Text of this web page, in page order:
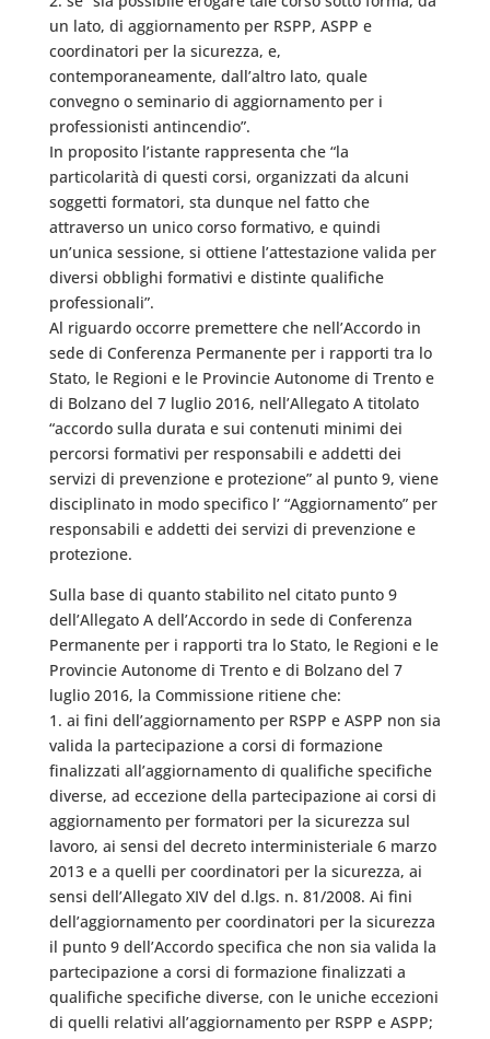
un lato, di aggiornamento per RSPP, ASPP e
coordinatori per la sicurezza, e,
contemporaneamente, dall’altro lato, quale
convegno o seminario di aggiornamento per i
professionisti antincendio”.
In proposito l’istante rappresenta che “la
particolarità di questi corsi, organizzati da alcuni
soggetti formatori, sta dunque nel fatto che
attraverso un unico corso formativo, e quindi
un’unica sessione, si ottiene l’attestazione valida per
diversi obblighi formativi e distinte qualifiche
professionali”.
Al riguardo occorre premettere che nell’Accordo in
sede di Conferenza Permanente per i rapporti tra lo
Stato, le Regioni e le Provincie Autonome di Trento e
di Bolzano del 7 luglio 2016, nell’Allegato A titolato
“accordo sulla durata e sui contenuti minimi dei
percorsi formativi per responsabili e addetti dei
servizi di prevenzione e protezione” al punto 9, viene
disciplinato in modo specifico l’ “Aggiornamento” per
responsabili e addetti dei servizi di prevenzione e
protezione.
Sulla base di quanto stabilito nel citato punto 9
dell’Allegato A dell’Accordo in sede di Conferenza
Permanente per i rapporti tra lo Stato, le Regioni e le
Provincie Autonome di Trento e di Bolzano del 7
luglio 2016, la Commissione ritiene che:
1. ai fini dell’aggiornamento per RSPP e ASPP non sia
valida la partecipazione a corsi di formazione
finalizzati all’aggiornamento di qualifiche specifiche
diverse, ad eccezione della partecipazione ai corsi di
aggiornamento per formatori per la sicurezza sul
lavoro, ai sensi del decreto interministeriale 6 marzo
2013 e a quelli per coordinatori per la sicurezza, ai
sensi dell’Allegato XIV del d.lgs. n. 81/2008. Ai fini
dell’aggiornamento per coordinatori per la sicurezza
il punto 9 dell’Accordo specifica che non sia valida la
partecipazione a corsi di formazione finalizzati a
qualifiche specifiche diverse, con le uniche eccezioni
di quelli relativi all’aggiornamento per RSPP e ASPP;